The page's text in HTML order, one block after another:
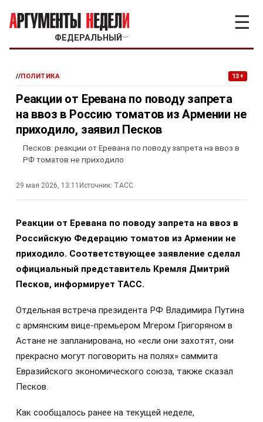
ФЕДЕРАЛЬНЫЙ ﹀
☰
//ПОЛИТИКА 13+
Реакции от Еревана по поводу запрета
на ввоз в Россию томатов из Армении не
приходило, заявил Песков
Песков: реакции от Еревана по поводу запрета на ввоз в
РФ томатов не приходило
29 мая 2026, 13:11 Источник: ТАСС
Реакции от Еревана по поводу запрета на ввоз в
Российскую Федерацию томатов из Армении не
приходило. Соответствующее заявление сделал
официальный представитель Кремля Дмитрий
Песков, информирует ТАСС.
Отдельная встреча президента РФ Владимира Путина
с армянским вице-премьером Мгером Григоряном в
Астане не запланирована, но «если они захотят, они
прекрасно могут поговорить на полях» саммита
Евразийского экономического союза, также сказал
Песков.
Как сообщалось ранее на текущей неделе,